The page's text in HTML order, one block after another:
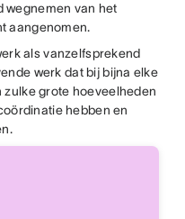
wegnemen van het
aangenomen.
als vanzelfsprekend
werk dat bij bijna elke
grote hoeveelheden
hebben en